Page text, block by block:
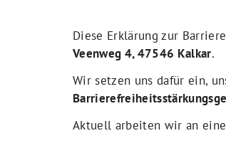
Diese Erklärung zur
Veenweg 4, 47546 Kalkar.
Wir setzen uns dafür ein,
Aktuell arbeiten wir an